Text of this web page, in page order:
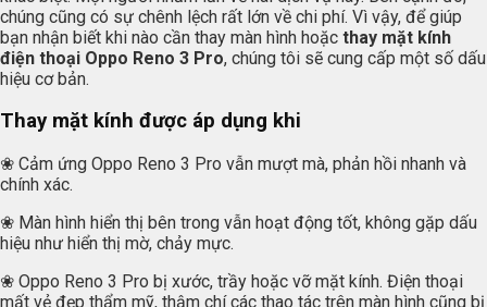
chúng cũng có sự chênh lệch rất lớn về chi phí. Vì vậy, để giúp
bạn nhận biết khi nào cần thay màn hình hoặc thay mặt kính
điện thoại Oppo Reno 3 Pro, chúng tôi sẽ cung cấp một số dấu
hiệu cơ bản.
Thay mặt kính được áp dụng khi
❀ Cảm ứng Oppo Reno 3 Pro vẫn mượt mà, phản hồi nhanh và
chính xác.
❀ Màn hình hiển thị bên trong vẫn hoạt động tốt, không gặp dấu
hiệu như hiển thị mờ, chảy mực.
❀ Oppo Reno 3 Pro bị xước, trầy hoặc vỡ mặt kính. Điện thoại
mất vẻ đẹp thẩm mỹ, thậm chí các thao tác trên màn hình cũng bị